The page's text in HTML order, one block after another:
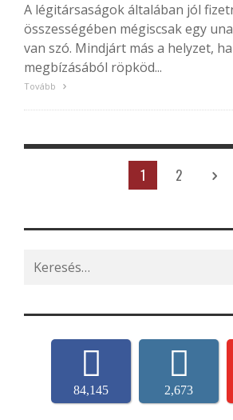
A légitársaságok általában jól
összességében mégiscsak egy
van szó. Mindjárt más a helyzet,
megbízásából röpköd...
Tovább
1 2
Search
for:
84,145 2,673